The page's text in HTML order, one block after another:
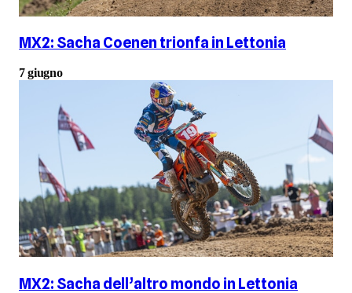
MX2: Sacha Coenen trionfa in Lettonia
7 giugno
MX2: Sacha dell’altro mondo in Lettonia